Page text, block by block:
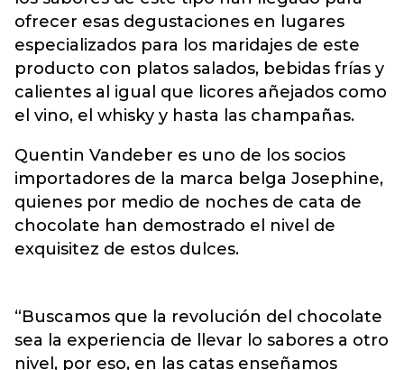
ofrecer esas degustaciones en lugares
especializados para los maridajes de este
producto con platos salados, bebidas frías y
calientes al igual que licores añejados como
el vino, el whisky y hasta las champañas.
Quentin Vandeber es uno de los socios
importadores de la marca belga Josephine,
quienes por medio de noches de cata de
chocolate han demostrado el nivel de
exquisitez de estos dulces.
“Buscamos que la revolución del chocolate
sea la experiencia de llevar lo sabores a otro
nivel, por eso, en las catas enseñamos